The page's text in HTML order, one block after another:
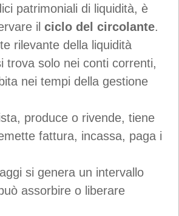
patrimoniali di liquidità, è
il ciclo del circolante.
rilevante della liquidità
trova solo nei conti correnti,
nei tempi della gestione
produce o rivende, tiene
fattura, incassa, paga i
si genera un intervallo
assorbire o liberare